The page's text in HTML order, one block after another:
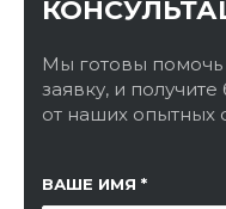
Мы готовы помочь
заявку, и
от наших опытных
ВАШЕ ИМЯ
ССЫЛКА НА